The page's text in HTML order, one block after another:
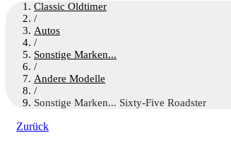
Classic Oldtimer
/
Autos
/
Sonstige Marken...
/
Andere Modelle
/
Sonstige Marken... Sixty-Five Roadster
Zurück